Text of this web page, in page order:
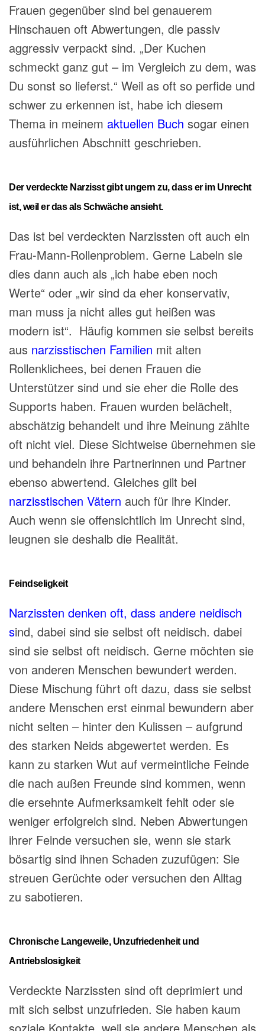
Frauen gegenüber sind bei genauerem
Hinschauen oft Abwertungen, die passiv
aggressiv verpackt sind. „Der Kuchen
schmeckt ganz gut – im Vergleich zu dem, was
Du sonst so lieferst.“ Weil as oft so perfide und
schwer zu erkennen ist, habe ich diesem
Thema in meinem aktuellen Buch sogar einen
ausführlichen Abschnitt geschrieben.
Der verdeckte Narzisst gibt ungern zu, dass er im Unrecht
ist, weil er das als Schwäche ansieht.
Das ist bei verdeckten Narzissten oft auch ein
Frau-Mann-Rollenproblem. Gerne Labeln sie
dies dann auch als „ich habe eben noch
Werte“ oder „wir sind da eher konservativ,
man muss ja nicht alles gut heißen was
modern ist“. Häufig kommen sie selbst bereits
aus narzisstischen Familien mit alten
Rollenklichees, bei denen Frauen die
Unterstützer sind und sie eher die Rolle des
Supports haben. Frauen wurden belächelt,
abschätzig behandelt und ihre Meinung zählte
oft nicht viel. Diese Sichtweise übernehmen sie
und behandeln ihre Partnerinnen und Partner
ebenso abwertend. Gleiches gilt bei
narzisstischen Vätern auch für ihre Kinder.
Auch wenn sie offensichtlich im Unrecht sind,
leugnen sie deshalb die Realität.
Feindseligkeit
Narzissten denken oft, dass andere neidisch
sind, dabei sind sie selbst oft neidisch. dabei
sind sie selbst oft neidisch. Gerne möchten sie
von anderen Menschen bewundert werden.
Diese Mischung führt oft dazu, dass sie selbst
andere Menschen erst einmal bewundern aber
nicht selten – hinter den Kulissen – aufgrund
des starken Neids abgewertet werden. Es
kann zu starken Wut auf vermeintliche Feinde
die nach außen Freunde sind kommen, wenn
die ersehnte Aufmerksamkeit fehlt oder sie
weniger erfolgreich sind. Neben Abwertungen
ihrer Feinde versuchen sie, wenn sie stark
bösartig sind ihnen Schaden zuzufügen: Sie
streuen Gerüchte oder versuchen den Alltag
zu sabotieren.
Chronische Langeweile, Unzufriedenheit und
Antriebslosigkeit
Verdeckte Narzissten sind oft deprimiert und
mit sich selbst unzufrieden. Sie haben kaum
soziale Kontakte, weil sie andere Menschen als